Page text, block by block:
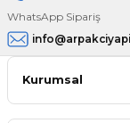
WhatsApp Sipariş
Kurumsal